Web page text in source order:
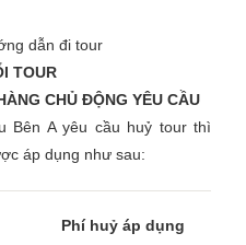
dẫn đi tour
TOUR
CHỦ ĐỘNG YÊU CẦU
Bên A yêu cầu huỷ tour thì
áp dụng như sau:
Phí huỷ áp dụng